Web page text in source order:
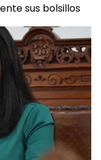
sus bolsillos